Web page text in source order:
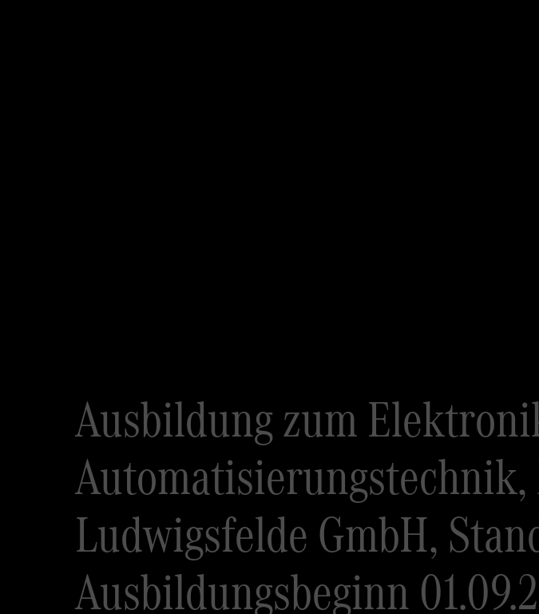
Ausbildung zum
Automatisierungstechnik,
Ludwigsfelde GmbH,
Ausbildungsbeginn